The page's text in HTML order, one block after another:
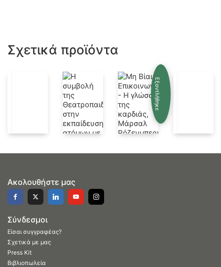
Σχετικά προϊόντα
Εξαντλήθηκε
Ακολουθήστε μας
Σύνδεσμοι
Είσαι συγγραφέας?
Σχετικά με μας
Press Kit
Βιβλιοπωλεία